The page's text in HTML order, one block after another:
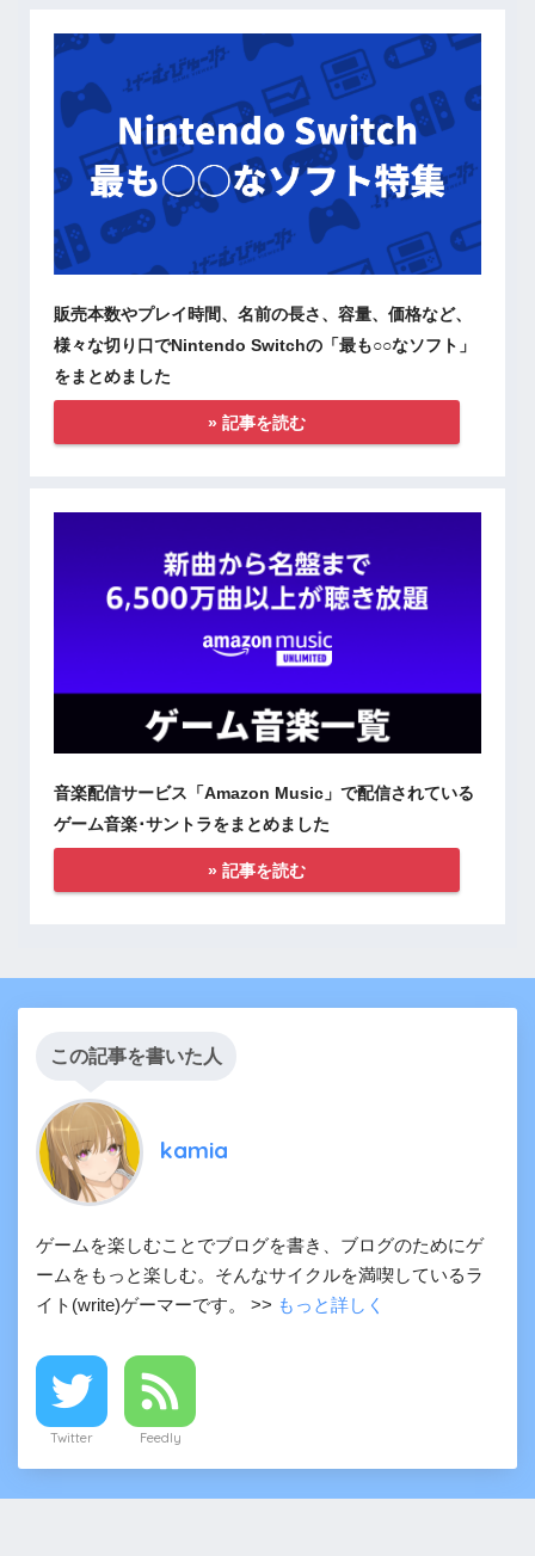
販売本数やプレイ時間、名前の長さ、容量、価格など、
様々な切り口でNintendo Switchの「最も○○なソフト」
をまとめました
» 記事を読む
音楽配信サービス「Amazon Music」で配信されている
ゲーム音楽･サントラをまとめました
» 記事を読む
この記事を書いた人
kamia
ゲームを楽しむことでブログを書き、ブログのためにゲ
ームをもっと楽しむ。そんなサイクルを満喫しているラ
イト(write)ゲーマーです。 >> もっと詳しく
Twitter Feedly